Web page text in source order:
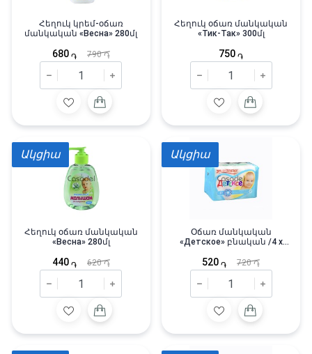
Հեղուկ կրեմ-օճառ
մանկական «Весна» 280մլ
680 ֏ 790֏
Հեղուկ օճառ մանկական
«Тик-Так» 300մլ
750 ֏
Հեղուկ օճառ մանկական
«Весна» 280մլ
440 ֏ 620֏
Ակցիա
Օճառ մանկական
«Детское» բնական /4 x
520 ֏ 720֏
Ակցիա